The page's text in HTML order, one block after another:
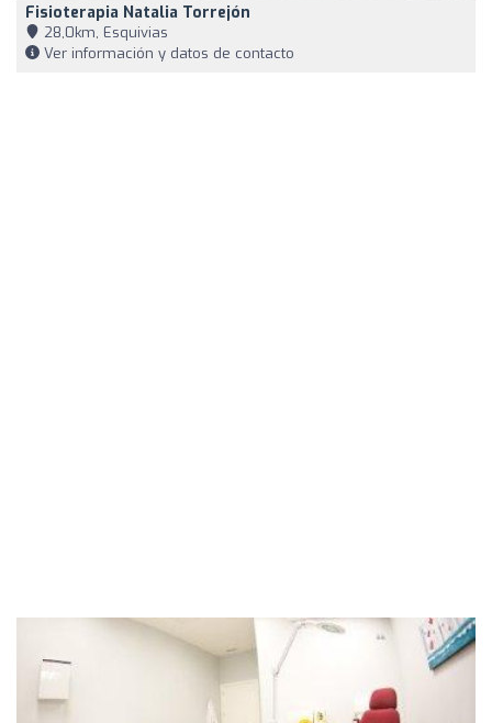
Fisioterapia Natalia Torrejón
28,0km, Esquivias
Ver información y datos de contacto